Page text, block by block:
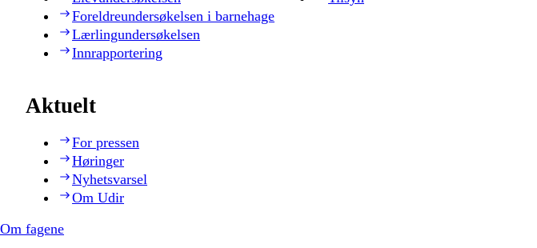
Foreldreundersøkelsen i barnehage
Lærlingundersøkelsen
Innrapportering
Aktuelt
For pressen
Høringer
Nyhetsvarsel
Om Udir
Om fagene